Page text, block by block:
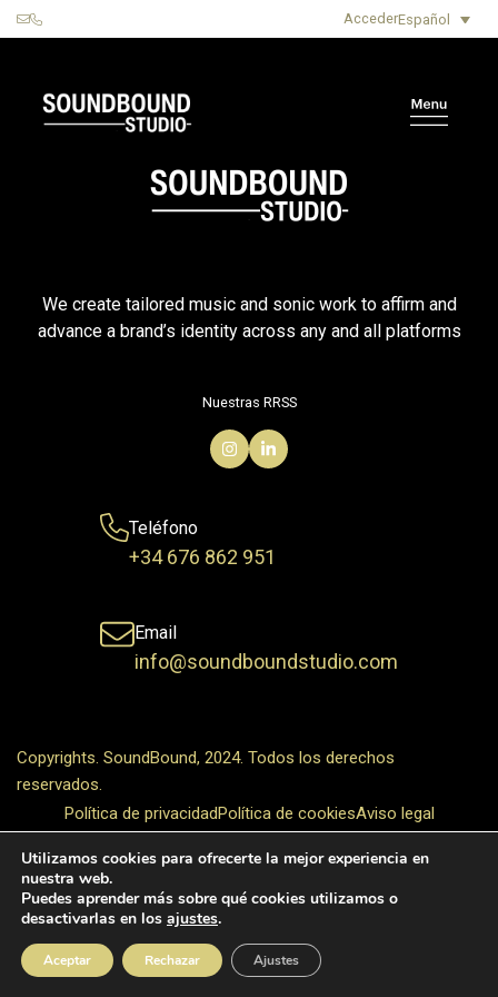
AccederEspañol
We create tailored music and sonic work to affirm and
advance a brand’s identity across any and all platforms
Nuestras RRSS
Teléfono
+34 676 862 951
Email
info@soundboundstudio.com
Copyrights. SoundBound, 2024. Todos los derechos
reservados.
Política de privacidadPolítica de cookiesAviso legal
Utilizamos cookies para ofrecerte la mejor experiencia en
nuestra web.
Puedes aprender más sobre qué cookies utilizamos o
desactivarlas en los ajustes.
Aceptar Rechazar Ajustes